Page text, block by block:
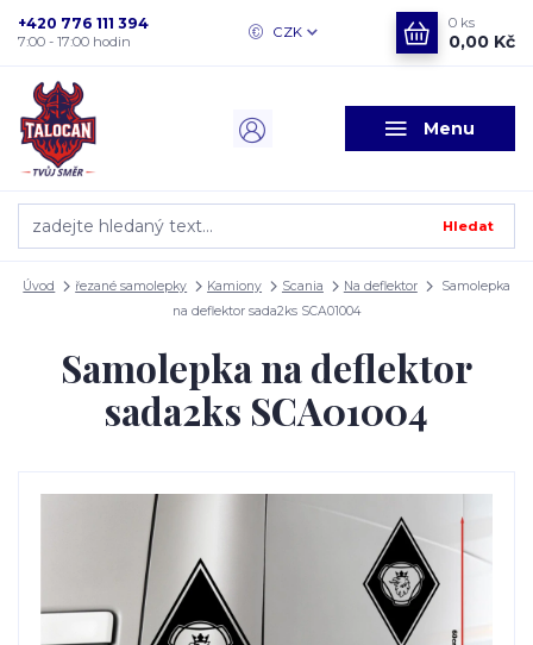
Menu
CZK
Hledat
+420 776 111 394
7:00 - 17:00 hodin
0 ks
0,00 Kč
Úvod řezané samolepky Kamiony Scania Na deflektor
Samolepka
na deflektor sada2ks SCA01004
Samolepka na deflektor
sada2ks SCA01004